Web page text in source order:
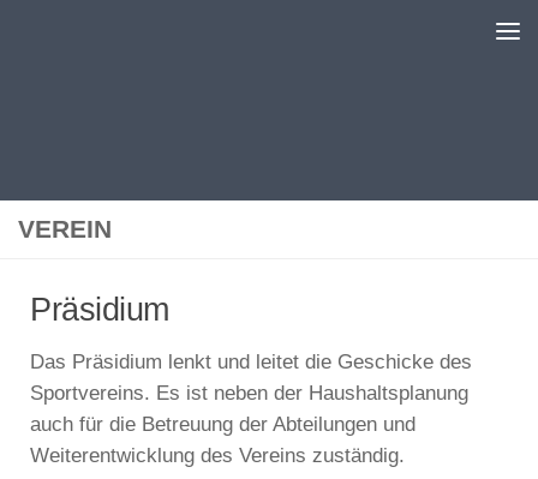
VEREIN
Präsidium
Das Präsidium lenkt und leitet die Geschicke des
Sportvereins. Es ist neben der Haushaltsplanung
auch für die Betreuung der Abteilungen und
Weiterentwicklung des Vereins zuständig.